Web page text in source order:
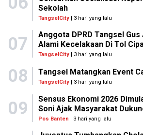
Sekolah
TangselCity| 3 hari yang lalu
07
Anggota DPRD Tangsel Gus
Alami Kecelakaan Di Tol
TangselCity| 3 hari yang lalu
08 Tangsel Matangkan Event
TangselCity | 3 hari yang lalu
09
Sensus Ekonomi 2026
Soni Ajak Masyarakat
Pos Banten | 3 hari yang lalu